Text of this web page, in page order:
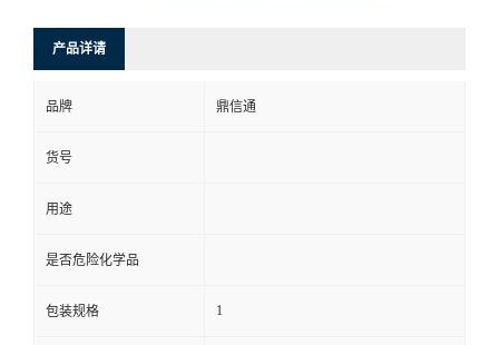
产品详请
品牌 鼎信通
货号
用途
是否危险化学品
包装规格 1